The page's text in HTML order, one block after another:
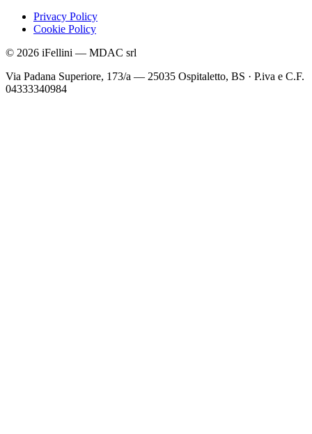
Privacy Policy
Cookie Policy
© 2026 iFellini — MDAC srl
Via Padana Superiore, 173/a — 25035 Ospitaletto, BS · P.iva e C.F.
04333340984